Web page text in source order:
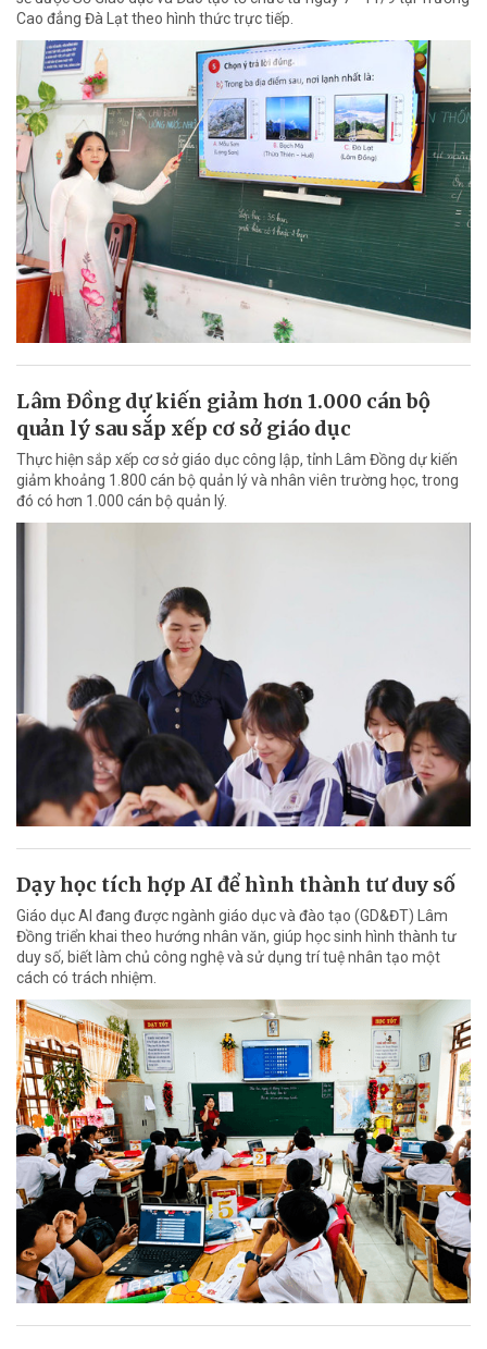
Cao đẳng Đà Lạt theo hình thức trực tiếp.
Lâm Đồng dự kiến giảm hơn 1.000 cán bộ
quản lý sau sắp xếp cơ sở giáo dục
Thực hiện sắp xếp cơ sở giáo dục công lập, tỉnh Lâm Đồng dự kiến
giảm khoảng 1.800 cán bộ quản lý và nhân viên trường học, trong
đó có hơn 1.000 cán bộ quản lý.
Dạy học tích hợp AI để hình thành tư duy số
Giáo dục AI đang được ngành giáo dục và đào tạo (GD&ĐT) Lâm
Đồng triển khai theo hướng nhân văn, giúp học sinh hình thành tư
duy số, biết làm chủ công nghệ và sử dụng trí tuệ nhân tạo một
cách có trách nhiệm.